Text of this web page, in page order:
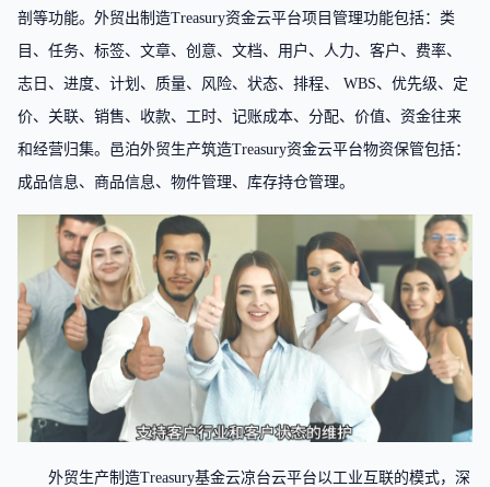
剖等功能。外贸出制造Treasury资金云平台项目管理功能包括：类
目、任务、标签、文章、创意、文档、用户、人力、客户、费率、
志日、进度、计划、质量、风险、状态、排程、 WBS、优先级、定
价、关联、销售、收款、工时、记账成本、分配、价值、资金往来
和经营归集。邑泊外贸生产筑造Treasury资金云平台物资保管包括：
成品信息、商品信息、物件管理、库存持仓管理。
外贸生产制造Treasury基金云凉台云平台以工业互联的模式，深